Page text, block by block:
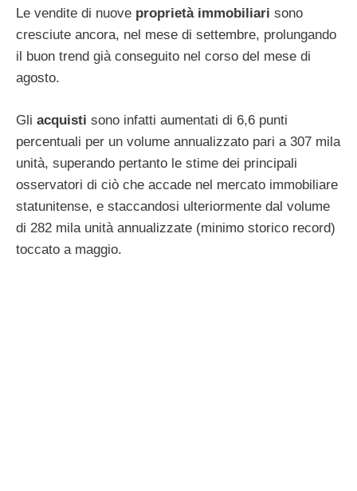
Le vendite di nuove proprietà immobiliari sono
cresciute ancora, nel mese di settembre, prolungando
il buon trend già conseguito nel corso del mese di
agosto.
Gli acquisti sono infatti aumentati di 6,6 punti
percentuali per un volume annualizzato pari a 307 mila
unità, superando pertanto le stime dei principali
osservatori di ciò che accade nel mercato immobiliare
statunitense, e staccandosi ulteriormente dal volume
di 282 mila unità annualizzate (minimo storico record)
toccato a maggio.